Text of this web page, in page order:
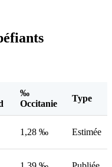
‰
Occitanie
Type
1,28 ‰ Estimée